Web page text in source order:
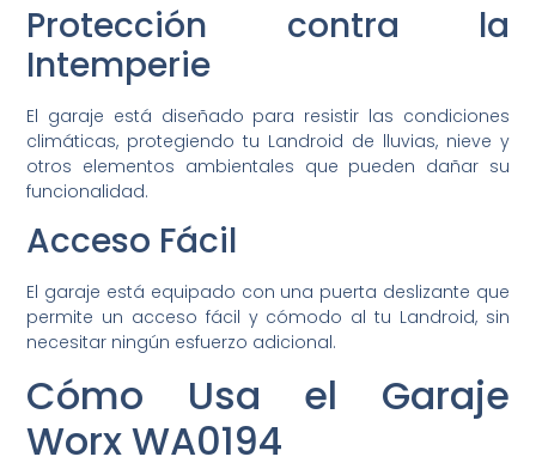
Protección contra la
Intemperie
El garaje está diseñado para resistir las condiciones
climáticas, protegiendo tu Landroid de lluvias, nieve y
otros elementos ambientales que pueden dañar su
funcionalidad.
Acceso Fácil
El garaje está equipado con una puerta deslizante que
permite un acceso fácil y cómodo al tu Landroid, sin
necesitar ningún esfuerzo adicional.
Cómo Usa el Garaje
Worx WA0194